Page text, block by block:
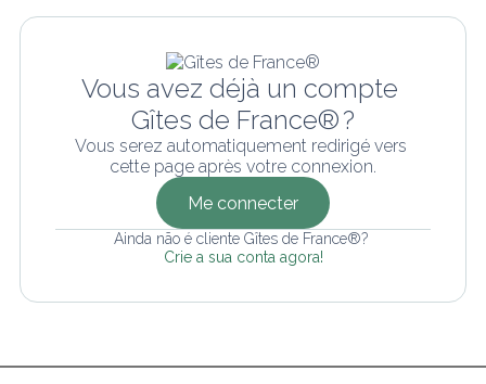
Vous avez déjà un compte
Gîtes de France® ?
Vous serez automatiquement redirigé vers
cette page après votre connexion.
Me connecter
Ainda não é cliente Gîtes de France®?
Crie a sua conta agora!